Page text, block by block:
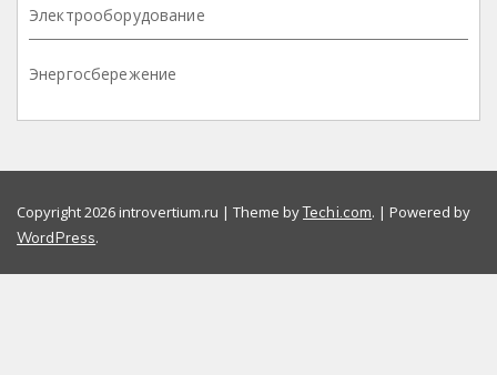
Электрооборудование
Энергосбережение
Copyright 2026 introvertium.ru | Theme byTechi.com. | Powered by
WordPress.